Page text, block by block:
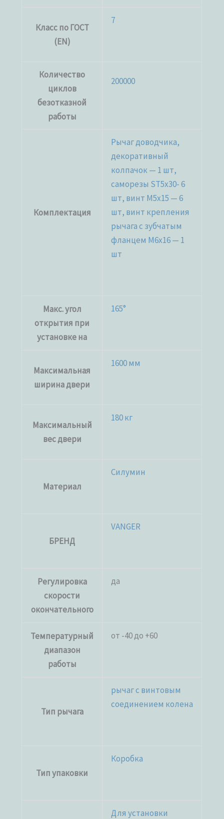
Класс по ГОСТ
(EN)
7
Количество
циклов
безотказной
работы
200000
Комплектация
Рычаг доводчика,
декоративный
колпачок — 1 шт,
саморезы ST5x30- 6
шт, винт M5x15 — 6
шт, винт крепления
рычага c зубчатым
фланцем M6x16 — 1
шт
Макс. угол
открытия при
установке на
165°
Максимальная
ширина двери
1600 мм
Максимальный
вес двери
180 кг
Материал
Силумин
БРЕНД
VANGER
Регулировка
скорости
окончательного
да
Температурный
диапазон
работы
от -40 до +60
Тип рычага
рычаг с винтовым
соединением колена
Тип упаковки
Коробка
Для установки